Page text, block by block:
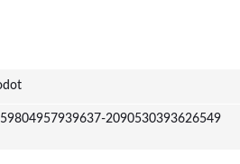
2090530393626549